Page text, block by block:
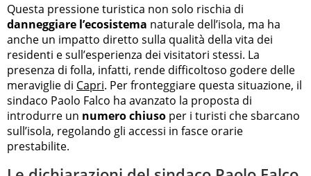
Questa pressione turistica non solo rischia di
danneggiare l’ecosistema naturale dell’isola, ma ha
anche un impatto diretto sulla qualità della vita dei
residenti e sull’esperienza dei visitatori stessi. La
presenza di folla, infatti, rende difficoltoso godere delle
meraviglie di Capri. Per fronteggiare questa situazione, il
sindaco Paolo Falco ha avanzato la proposta di
introdurre un numero chiuso per i turisti che sbarcano
sull’isola, regolando gli accessi in fasce orarie
prestabilite.